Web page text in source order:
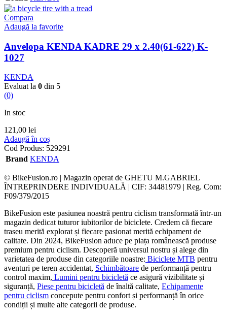
Compara
Adaugă la favorite
Anvelopa KENDA KADRE 29 x 2.40(61-622) K-
1027
KENDA
Evaluat la 0 din 5
(0)
In stoc
121,00 lei
Adaugă în coș
Cod Produs: 529291
Brand KENDA
© BikeFusion.ro | Magazin operat de GHETU M.GABRIEL
ÎNTREPRINDERE INDIVIDUALĂ | CIF: 34481979 | Reg. Com:
F09/379/2015
BikeFusion este pasiunea noastră pentru ciclism transformată într-un
magazin dedicat tuturor iubitorilor de biciclete. Credem că fiecare
traseu merită explorat și fiecare pasionat merită echipament de
calitate. Din 2024, BikeFusion aduce pe piața românească produse
premium pentru ciclism. Descoperă universul nostru și alege din
varietatea de produse din categoriile noastre: Biciclete MTB pentru
aventuri pe teren accidentat, Schimbătoare de performanță pentru
control maxim, Lumini pentru bicicletă ce asigură vizibilitate și
siguranță, Piese pentru bicicletă de înaltă calitate, Echipamente
pentru ciclism concepute pentru confort și performanță în orice
condiții și multe alte categorii de produse.